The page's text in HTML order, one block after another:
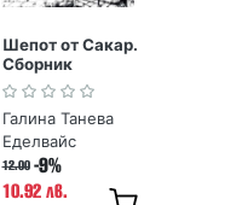
Шепот от Сакар.
Сборник
разкази
Галина Танева
Еделвайс
12.00 -9%
10.92 лв.